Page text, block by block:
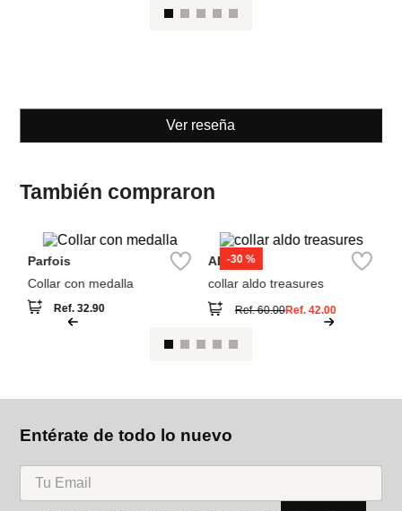
Ver reseña
También compraron
Parfois
Collar con medalla
Ref.32.90
-30 %
Aldo
collar aldo treasures
Ref.60.00Ref.42.00
Entérate de todo lo nuevo